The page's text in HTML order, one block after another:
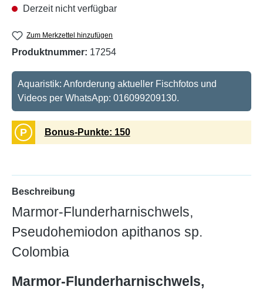
Derzeit nicht verfügbar
Zum Merkzettel hinzufügen
Produktnummer: 17254
Aquaristik: Anforderung aktueller Fischfotos und
Videos per WhatsApp: 016099209130.
P Bonus-Punkte: 150
Beschreibung
Marmor-Flunderharnischwels,
Pseudohemiodon apithanos sp.
Colombia
Marmor-Flunderharnischwels,